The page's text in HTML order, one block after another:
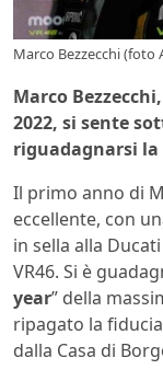
Marco Bezzecchi (foto
Marco
2022, si sente
riguadagnarsi
Il primo anno di
eccellente, con
in sella alla
VR46. Si è
year” della
ripagato la
dalla Casa di